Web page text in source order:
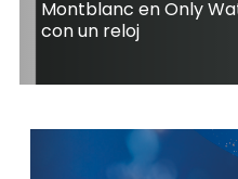
Montblanc en Only
con un reloj